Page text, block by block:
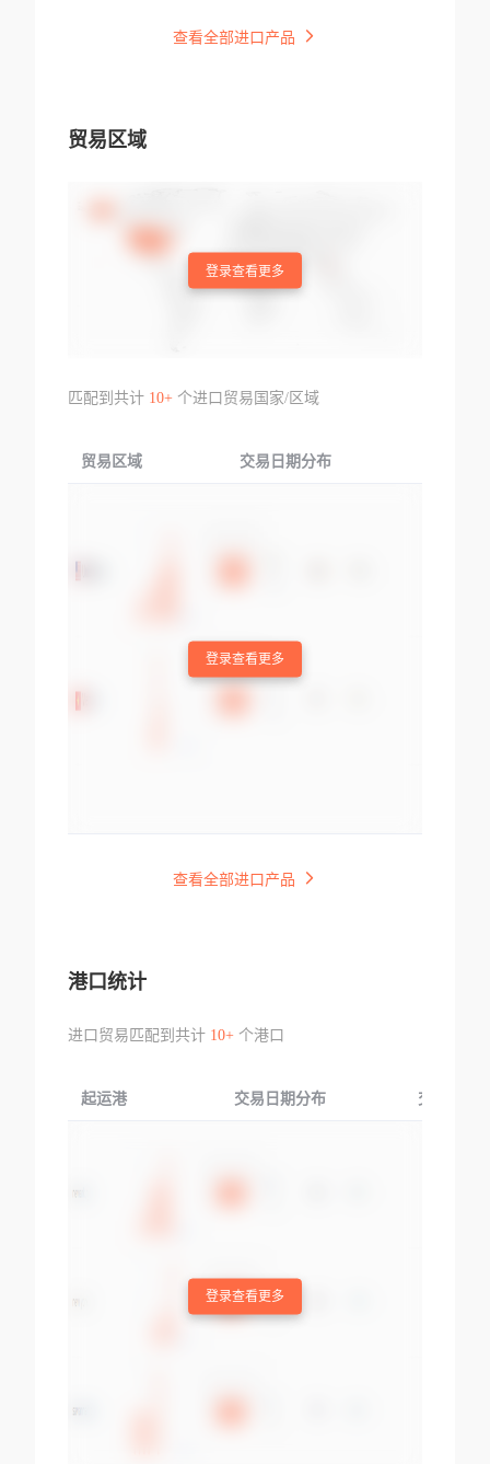
查看全部进口产品
贸易区域
登录查看更多
匹配到共计 10+个进口贸易国家/区域
贸易区域 交易日期分布
登录查看更多
查看全部进口产品
港口统计
进口贸易匹配到共计 10+个港口
起运港 交易日期分布 交易产品
登录查看更多